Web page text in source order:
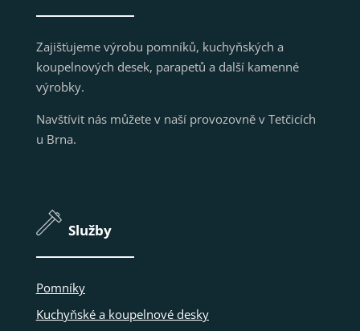
Zajišťujeme výrobu pomníků, kuchyňských a
koupelnových desek, parapetů a další kamenné
výrobky.
Navštívit nás můžete v naší provozovně v Tetčicích
u Brna.
Služby
Pomníky
Kuchyňské a koupelnové desky